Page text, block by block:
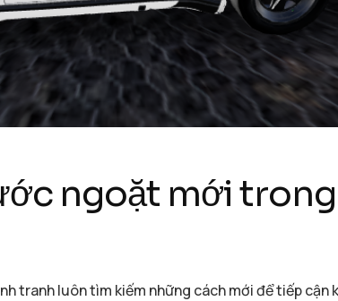
ngoặt mới
tranh luôn tìm kiếm những cách mới để tiếp cận